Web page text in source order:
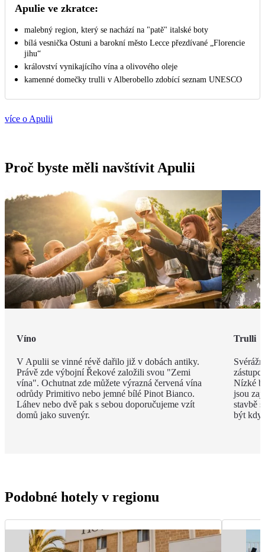
Apulie ve zkratce:
malebný region, který se nachází na "patě" italské boty
bílá vesnička Ostuni a barokní město Lecce přezdívané „Florencie
jihu“
království vynikajícího vína a olivového oleje
kamenné domečky trulli v Alberobello zdobící seznam UNESCO
více o Apulii
Proč byste měli navštívit Apulii
Víno
V Apulii se vinné révě dařilo již v dobách antiky.
Právě zde výbojní Řekové založili svou "Zemi
vína". Ochutnat zde můžete výrazná červená vína
odrůdy Primitivo nebo jemné bílé Pinot Bianco.
Láhev nebo dvě pak s sebou doporučujeme vzít
domů jako suvenýr.
Trulli
Nízké
jsou
stavbě
být
Podobné hotely v regionu